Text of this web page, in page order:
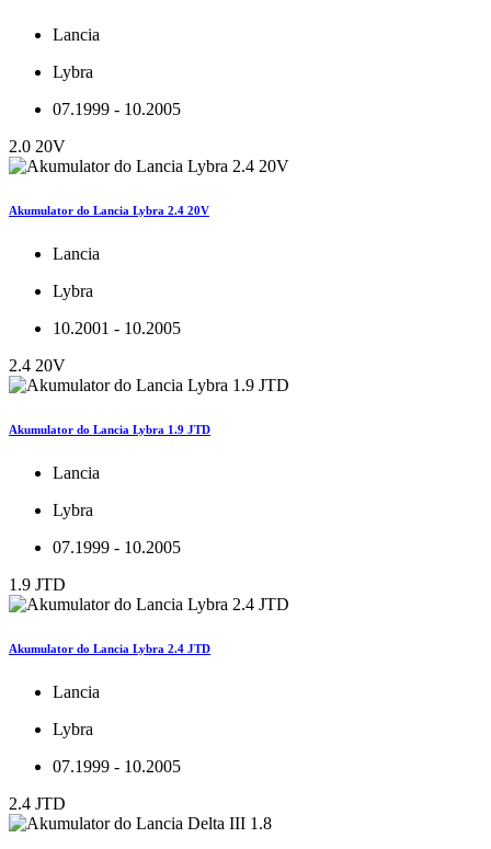
Lancia
Lybra
07.1999 - 10.2005
2.0 20V
Akumulator do Lancia Lybra 2.4 20V
Lancia
Lybra
10.2001 - 10.2005
2.4 20V
Akumulator do Lancia Lybra 1.9 JTD
Lancia
Lybra
07.1999 - 10.2005
1.9 JTD
Akumulator do Lancia Lybra 2.4 JTD
Lancia
Lybra
07.1999 - 10.2005
2.4 JTD